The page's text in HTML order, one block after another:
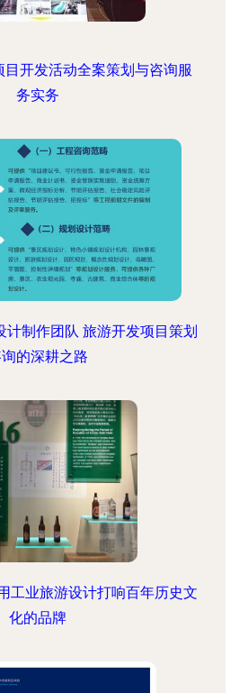
开发活动全案策划与咨询服
务实务
计制作团队 旅游开发项目策划
的深耕之路
工业旅游设计打响百年历史文
化的品牌